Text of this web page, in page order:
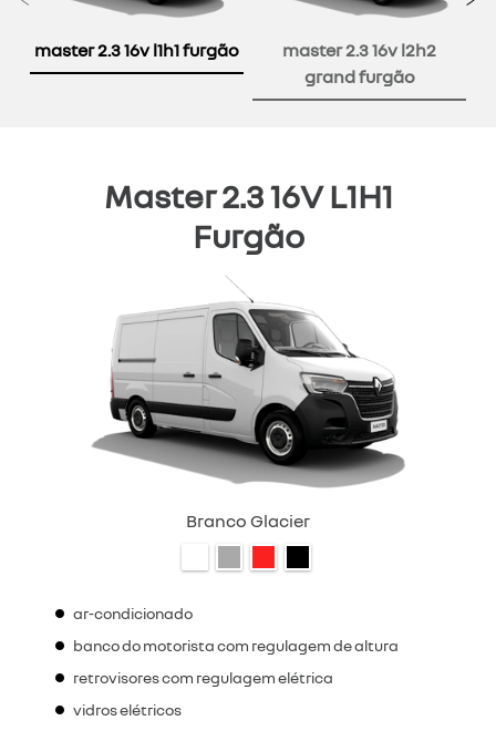
master 2.3 16v l1h1 furgão
master 2.3 16v l2h2
grand furgão
Anterior
Master 2.3 16V L1H1
Furgão
Branco Glacier
ar-condicionado
banco do motorista com regulagem de altura
retrovisores com regulagem elétrica
vidros elétricos